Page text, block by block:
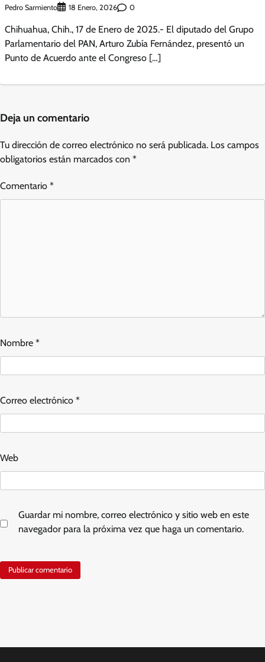
Pedro Sarmiento 18 Enero, 2026 0
Chihuahua, Chih., 17 de Enero de 2025.- El diputado del Grupo
Parlamentario del PAN, Arturo Zubía Fernández, presentó un
Punto de Acuerdo ante el Congreso […]
Deja un comentario
Tu dirección de correo electrónico no será publicada. Los campos
obligatorios están marcados con *
Comentario *
Nombre *
Correo electrónico *
Web
Guardar mi nombre, correo electrónico y sitio web en este
navegador para la próxima vez que haga un comentario.